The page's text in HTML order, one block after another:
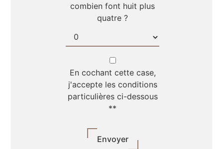
combien font huit plus
quatre ?
En cochant cette case,
j'accepte les conditions
particulières ci-dessous
**
Envoyer